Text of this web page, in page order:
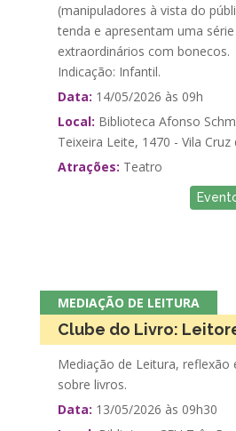
(manipuladores à vista do
tenda e apresentam uma
extraordinários com bonecos.
Indicação: Infantil.
Data: 14/05/2026 às 09h
Local: Biblioteca Afonso
Teixeira Leite, 1470 - Vila Cruz
Atrações: Teatro
MEDIAÇÃO DE LEITURA
Clube do Livro:
Mediação de Leitura, reflexão
sobre livros.
Data: 13/05/2026 às 09h30